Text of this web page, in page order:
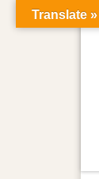
Skip to content
Translate »